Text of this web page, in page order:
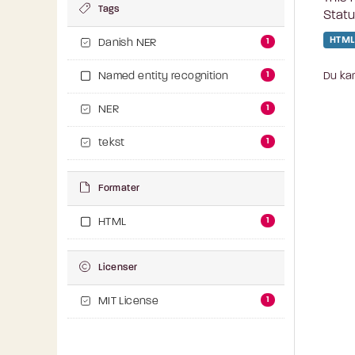
Tags
Danish NER 1
Named entity recognition 1
NER 1
tekst 1
Formater
HTML 1
Licenser
MIT License 1
HTML
Du